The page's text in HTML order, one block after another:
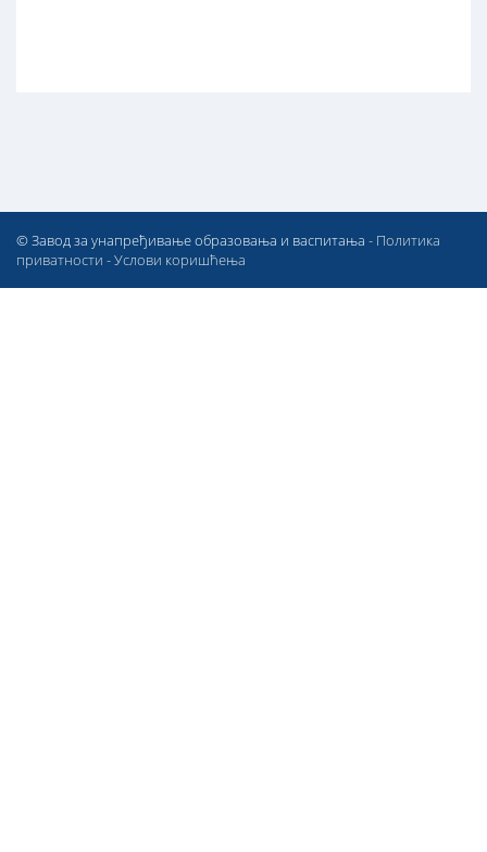
© Завод за унапређивање образовања и васпитања - Политика
приватности -Услови коришћења